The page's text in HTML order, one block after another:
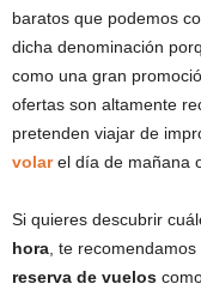
baratos que podemos
dicha denominación
como una gran
ofertas son altamente
pretenden viajar de
volarel día de mañana
Si quieres descubrir
hora , te
reserva de vuelos